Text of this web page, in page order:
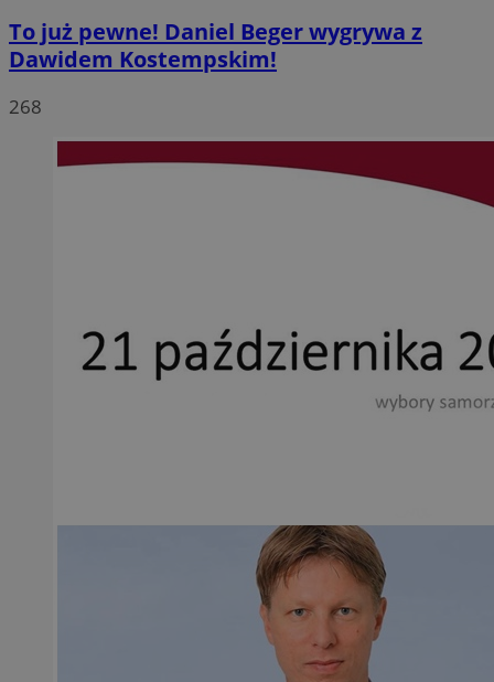
To już pewne! Daniel Beger wygrywa z
Dawidem Kostempskim!
268